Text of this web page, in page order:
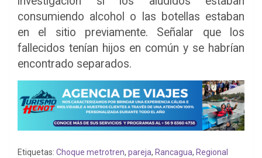
consumiendo alcohol o las botellas estaban
en el sitio previamente. Señalar que los
fallecidos tenían hijos en común y se habrían
encontrado separados.
Etiquetas: Choque metrotren, pareja, Rancagua, Regional